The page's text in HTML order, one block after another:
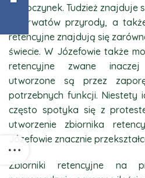
odpoczynek. Tudzież znajduje
rezerwatów przyrody, a
retencyjne znajdują się
świecie. W Józefowie także
retencyjne zwane inaczej
utworzone są przez
potrzebnych funkcji. Niestety
często spotyka się z
utworzenie zbiornika
Józefowie znacznie
Zbiorniki retencyjne na